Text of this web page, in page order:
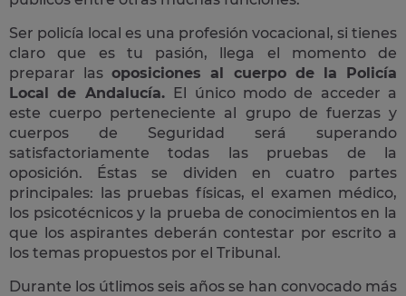
Ser policía local es una profesión vocacional, si tienes
claro que es tu pasión, llega el momento de
preparar lasoposiciones al cuerpo de la Policía
Local de Andalucía. El único modo de acceder a
este cuerpo perteneciente al grupo de fuerzas y
cuerpos de Seguridad será superando
satisfactoriamente todas las pruebas de la
oposición. Éstas se dividen en cuatro partes
principales: las pruebas físicas, el examen médico,
los psicotécnicos y la prueba de conocimientos en la
que los aspirantes deberán contestar por escrito a
los temas propuestos por el Tribunal.
Durante los útlimos seis años se han convocado más